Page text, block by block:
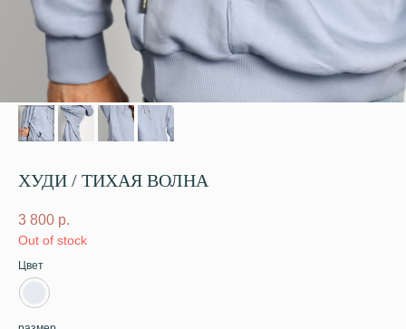
ХУДИ / ТИХАЯ ВОЛНА
3 800 р.
Out of stock
Цвет